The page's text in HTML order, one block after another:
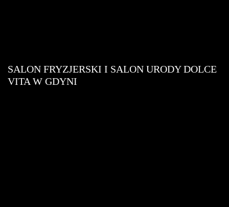
SALON FRYZJERSKI I SALON URODY DOLCE
VITA W GDYNI